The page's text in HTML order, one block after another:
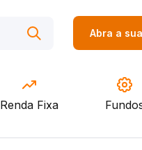
Abra a
Renda Fixa